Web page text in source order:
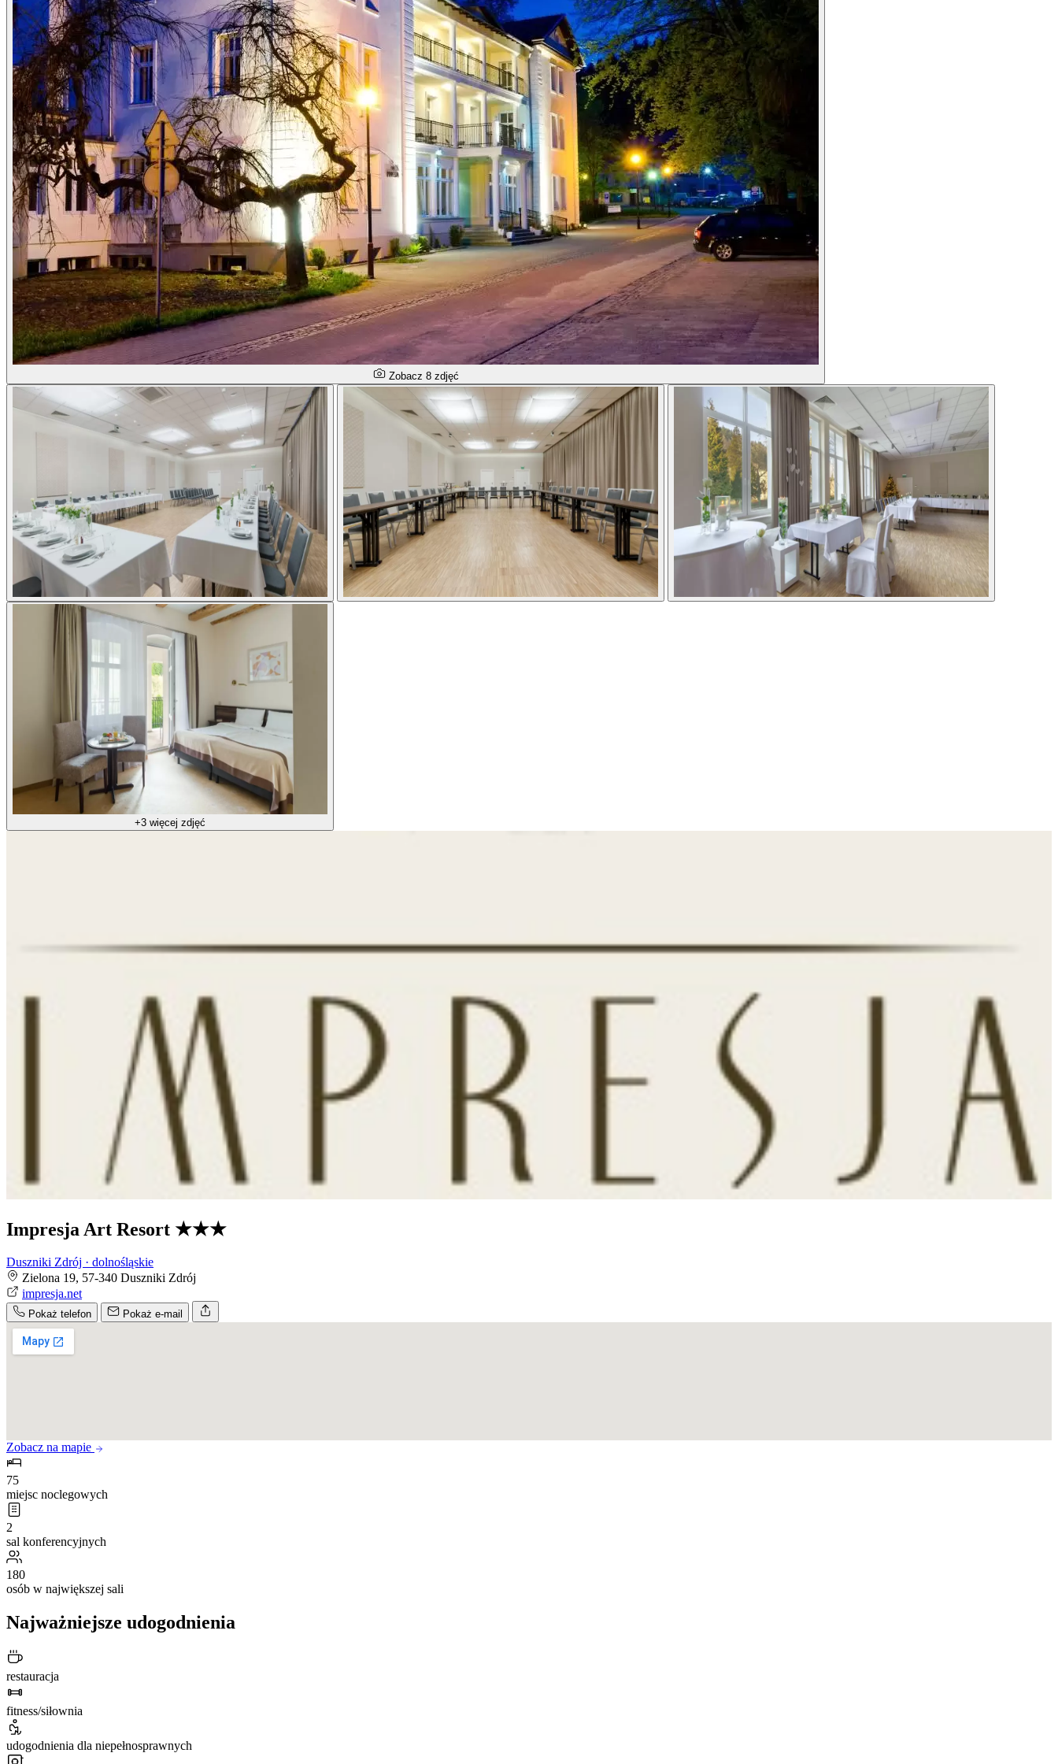
Zobacz 8 zdjęć
+3 więcej zdjęć
Impresja Art Resort ★★★
Duszniki Zdrój · dolnośląskie
Zielona 19, 57-340 Duszniki Zdrój
impresja.net
Pokaż telefon Pokaż e-mail
Zobacz na mapie
75
miejsc noclegowych
2
sal konferencyjnych
180
osób w największej sali
Najważniejsze udogodnienia
restauracja
fitness/siłownia
udogodnienia dla niepełnosprawnych